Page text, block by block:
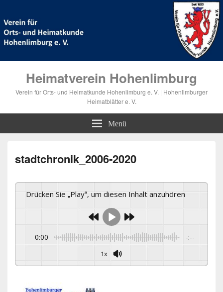
Heimatverein Hohenlimburg
Verein für Orts- und Heimatkunde Hohenlimburg e. V. | Hohenlimburger
Heimatblätter e. V.
Menü
stadtchronik_2006-2020
Drücken Sie „Play“, um diesen Inhalt anzuhören
0:00 -:--
1x